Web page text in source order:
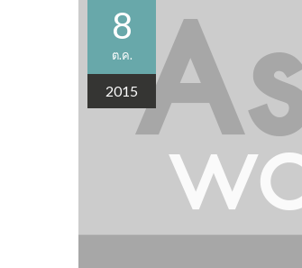
8
ต.ค.
2015